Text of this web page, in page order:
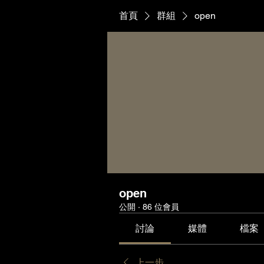
首頁 群組 open
open
公開 · 86 位會員
討論 媒體 檔案